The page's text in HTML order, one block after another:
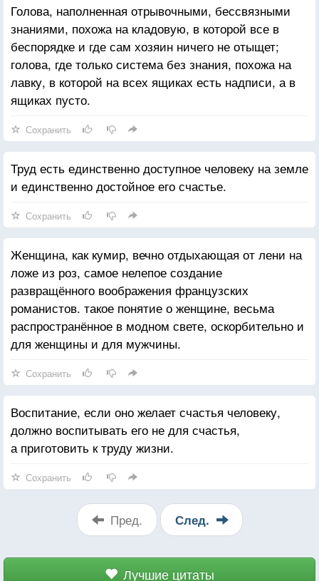
Голова, наполненная отрывочными, бессвязными
знаниями, похожа на кладовую, в которой все в
беспорядке и где сам хозяин ничего не отыщет;
голова, где только система без знания, похожа на
лавку, в которой на всех ящиках есть надписи, а в
ящиках пусто.
Сохранить
Труд есть единственно доступное человеку на земле
и единственно достойное его счастье.
Сохранить
Женщина, как кумир, вечно отдыхающая от лени на
ложе из роз, самое нелепое создание
развращённого воображения французских
романистов. такое понятие о женщине, весьма
распространённое в модном свете, оскорбительно и
для женщины и для мужчины.
Сохранить
Воспитание, если оно желает счастья человеку,
должно воспитывать его не для счастья,
а приготовить к труду жизни.
Сохранить
Пред. След.
Лучшие цитаты